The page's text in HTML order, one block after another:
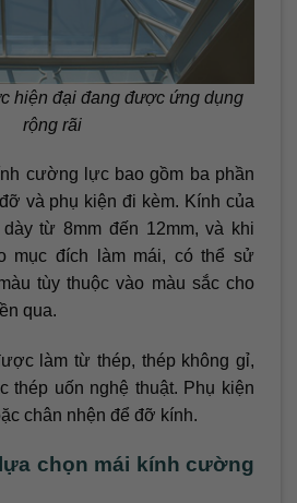
hiện đại đang được ứng dụng
rộng rãi
cường lực bao gồm ba phần
và phụ kiện đi kèm. Kính của
từ 8mm đến 12mm, và khi
mục đích làm mái, có thể sử
tùy thuộc vào màu sắc cho
qua.
làm từ thép, thép không gỉ,
thép uốn nghệ thuật. Phụ kiện
chân nhện để đỡ kính.
chọn mái kính cường